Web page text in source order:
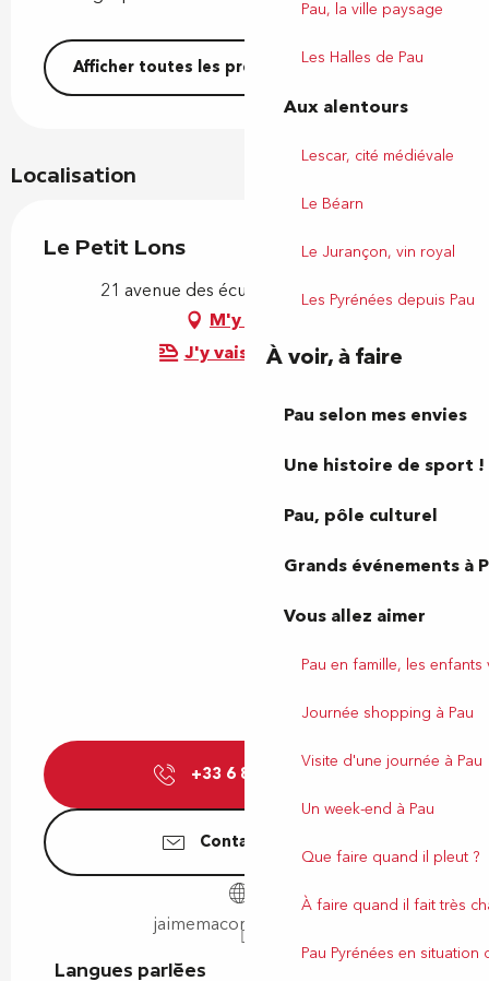
Pau, la ville paysage
Les Halles de Pau
Aux alentours
Lescar, cité médiévale
Le Béarn
Le Jurançon, vin royal
Les Pyrénées depuis Pau
À voir, à faire
Pau selon mes envies
Une histoire de sport !
Pau, pôle culturel
Grands événements à
Vous allez aimer
Pau en famille, les
Journée shopping à Pau
Visite d'une journée à Pau
Un week-end à Pau
Que faire quand il pleut ?
À faire quand il fait très
Pau Pyrénées en situation
Afficher toutes les prestations
Localisation
Le Petit Lons
21 avenue des écureuils, 64140 Lons
M'y rendre
J'y vais en train !
+33 6 83 80 18
Contactez-nous
jaimemaconciergerie.fr
Langues parlées
Langues parlées